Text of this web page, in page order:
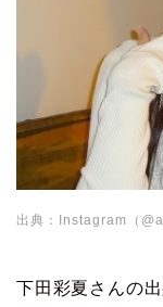
出典：Instagram（
下田彩夏さんの